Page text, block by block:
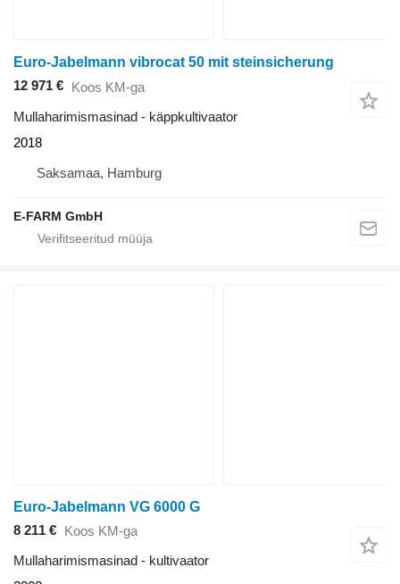
Euro-Jabelmann vibrocat 50 mit steinsicherung
12 971 € Koos KM-ga
Mullaharimismasinad - käppkultivaator
2018
Saksamaa, Hamburg
E-FARM GmbH
Euro-Jabelmann VG 6000 G
8 211 € Koos KM-ga
Mullaharimismasinad - kultivaator